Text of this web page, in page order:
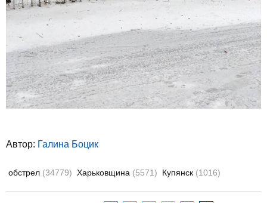
Автор: Галина Боцик
обстрел (34779) Харьковщина (5571) Купянск (1016)